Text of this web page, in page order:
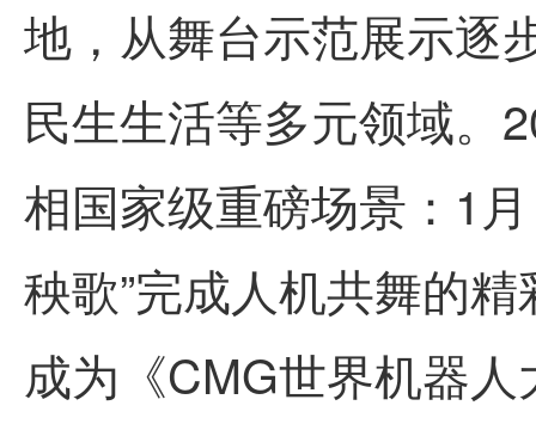
地，从舞台示范展示逐
民生生活等多元领域。
相国家级重磅场景：1
秧歌”完成人机共舞的
成为《CMG世界机器